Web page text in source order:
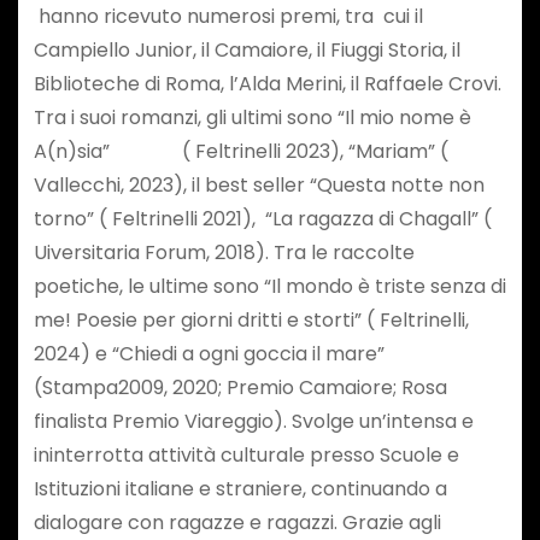
hanno ricevuto numerosi premi, tra cui il
Campiello Junior, il Camaiore, il Fiuggi Storia, il
Biblioteche di Roma, l’Alda Merini, il Raffaele Crovi.
Tra i suoi romanzi, gli ultimi sono “Il mio nome è
A(n)sia” ( Feltrinelli 2023), “Mariam” (
Vallecchi, 2023), il best seller “Questa notte non
torno” ( Feltrinelli 2021), “La ragazza di Chagall” (
Uiversitaria Forum, 2018). Tra le raccolte
poetiche, le ultime sono “Il mondo è triste senza di
me! Poesie per giorni dritti e storti” ( Feltrinelli,
2024) e “Chiedi a ogni goccia il mare”
(Stampa2009, 2020; Premio Camaiore; Rosa
finalista Premio Viareggio). Svolge un’intensa e
ininterrotta attività culturale presso Scuole e
Istituzioni italiane e straniere, continuando a
dialogare con ragazze e ragazzi. Grazie agli